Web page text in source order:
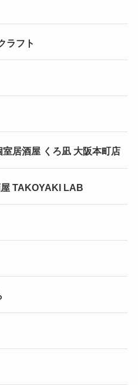
ラフト
居酒屋 くろ凪 大阪本町店
TAKOYAKI LAB